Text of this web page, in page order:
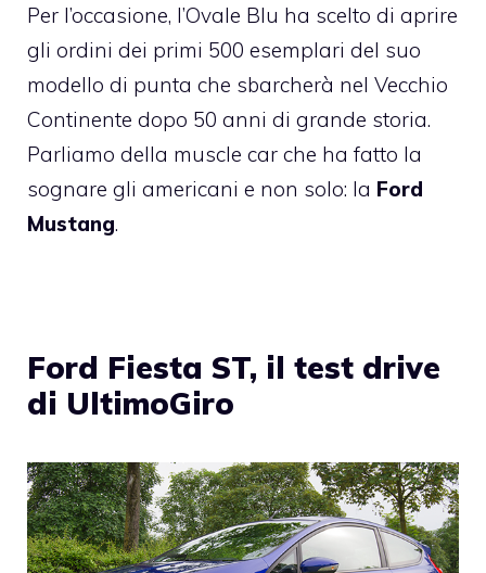
Per l’occasione, l’Ovale Blu ha scelto di aprire
gli ordini dei primi 500 esemplari del suo
modello di punta che sbarcherà nel Vecchio
Continente dopo 50 anni di grande storia.
Parliamo della muscle car che ha fatto la
sognare gli americani e non solo: la Ford
Mustang.
Ford Fiesta ST, il test drive
di UltimoGiro